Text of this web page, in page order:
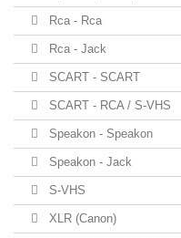
Rca - Rca
Rca - Jack
SCART - SCART
SCART - RCA / S-VHS
Speakon - Speakon
Speakon - Jack
S-VHS
XLR (Canon)